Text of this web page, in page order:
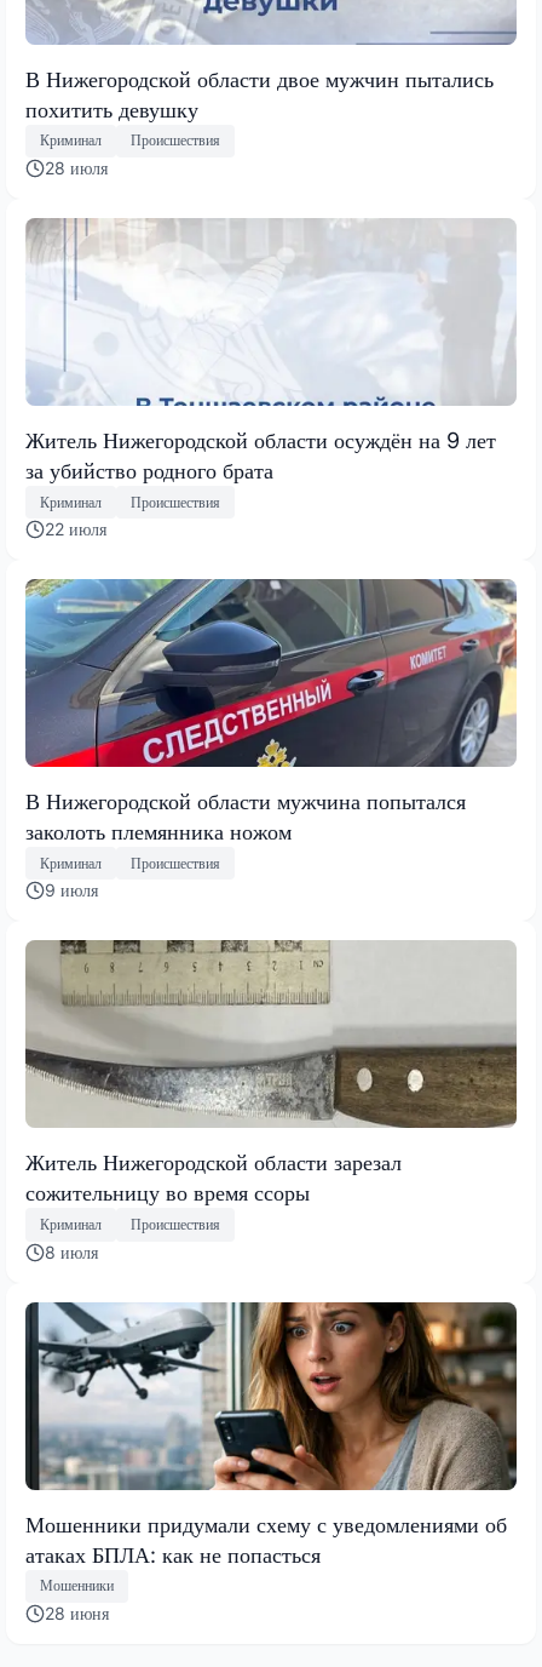
В Нижегородской области двое мужчин пытались
похитить девушку
Криминал Происшествия
28 июля
Житель Нижегородской области осуждён на 9 лет
за убийство родного брата
Криминал Происшествия
22 июля
В Нижегородской области мужчина попытался
заколоть племянника ножом
Криминал Происшествия
9 июля
Житель Нижегородской области зарезал
сожительницу во время ссоры
Криминал Происшествия
8 июля
Мошенники придумали схему с уведомлениями об
атаках БПЛА: как не попасться
Мошенники
28 июня